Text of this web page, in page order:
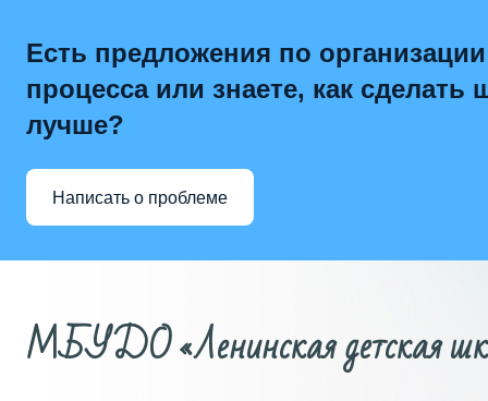
Есть предложения по
процесса или знаете, как сделать
лучше?
Написать о проблеме
МБУДО «Ленинская детская